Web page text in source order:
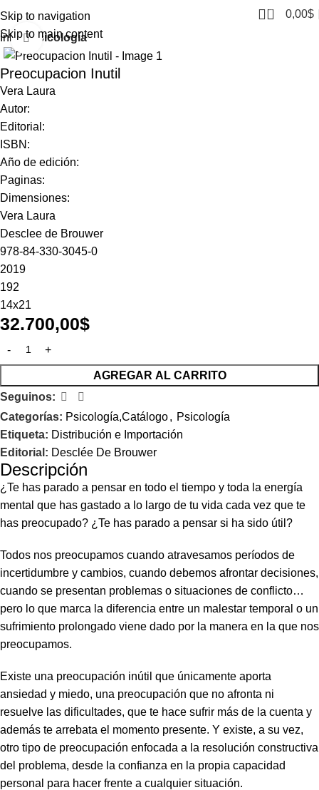
Skip to navigation
Skip to main content
0 0,00$
Inicio Psicología
Click to enlarge
Preocupacion Inutil
Vera Laura
Autor:
Editorial:
ISBN:
Año de edición:
Paginas:
Dimensiones:
Vera Laura
Desclee de Brouwer
978-84-330-3045-0
2019
192
14x21
32.700,00$
AGREGAR AL CARRITO
Seguinos:
Categorías: Psicología,Catálogo, Psicología
Etiqueta: Distribución e Importación
Editorial: Desclée De Brouwer
Descripción
¿Te has parado a pensar en todo el tiempo y toda la energía
mental que has gastado a lo largo de tu vida cada vez que te
has preocupado? ¿Te has parado a pensar si ha sido útil?
Todos nos preocupamos cuando atravesamos períodos de
incertidumbre y cambios, cuando debemos afrontar decisiones,
cuando se presentan problemas o situaciones de conflicto…
pero lo que marca la diferencia entre un malestar temporal o un
sufrimiento prolongado viene dado por la manera en la que nos
preocupamos.
Existe una preocupación inútil que únicamente aporta
ansiedad y miedo, una preocupación que no afronta ni
resuelve las dificultades, que te hace sufrir más de la cuenta y
además te arrebata el momento presente. Y existe, a su vez,
otro tipo de preocupación enfocada a la resolución constructiva
del problema, desde la confianza en la propia capacidad
personal para hacer frente a cualquier situación.